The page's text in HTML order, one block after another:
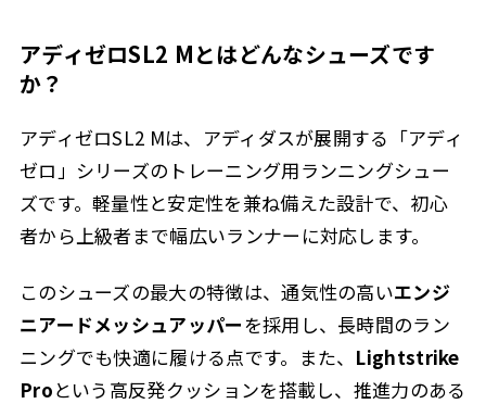
アディゼロSL2 Mとはどんなシューズです
か？
アディゼロSL2 Mは、アディダスが展開する「アディ
ゼロ」シリーズのトレーニング用ランニングシュー
ズです。軽量性と安定性を兼ね備えた設計で、初心
者から上級者まで幅広いランナーに対応します。
このシューズの最大の特徴は、通気性の高いエンジ
ニアードメッシュアッパーを採用し、長時間のラン
ニングでも快適に履ける点です。また、 Lightstrike
Proという高反発クッションを搭載し、推進力のある